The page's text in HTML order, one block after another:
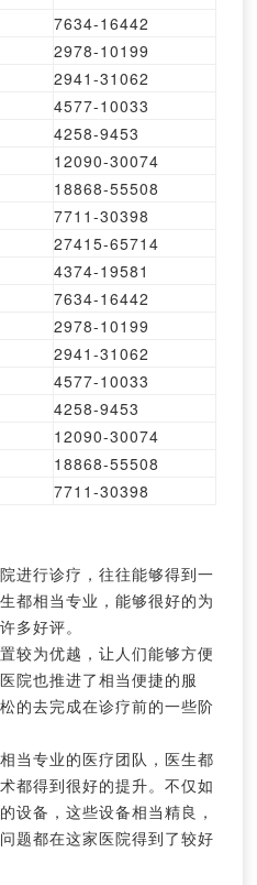
7634-16442
2978-10199
2941-31062
4577-10033
4258-9453
12090-30074
18868-55508
7711-30398
27415-65714
4374-19581
7634-16442
2978-10199
2941-31062
4577-10033
4258-9453
12090-30074
18868-55508
7711-30398
进行诊疗，往往能够得到一
都相当专业，能够很好的为
多好评。
较为优越，让人们能够方便
院也推进了相当便捷的服
的去完成在诊疗前的一些阶
当专业的医疗团队，医生都
都得到很好的提升。不仅如
设备，这些设备相当精良，
题都在这家医院得到了较好